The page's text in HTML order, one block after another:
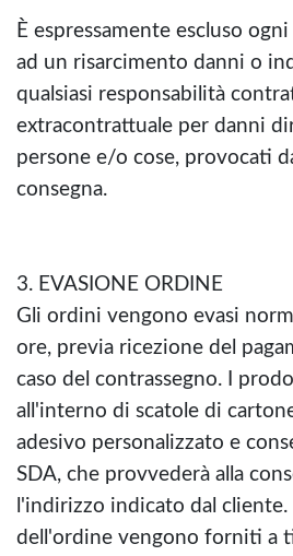
È espressamente escluso
ad un risarcimento danni o
qualsiasi responsabilità
extracontrattuale per danni
persone e/o cose, provocati
consegna.
3. EVASIONE ORDINE
Gli ordini vengono evasi
ore, previa ricezione del
caso del contrassegno. I
all'interno di scatole di
adesivo personalizzato e
SDA, che provvederà alla
l'indirizzo indicato dal
dell'ordine vengono forniti a